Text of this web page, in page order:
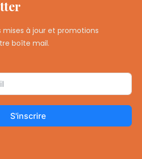
mises à jour et promotions
boîte mail.
S'inscrire